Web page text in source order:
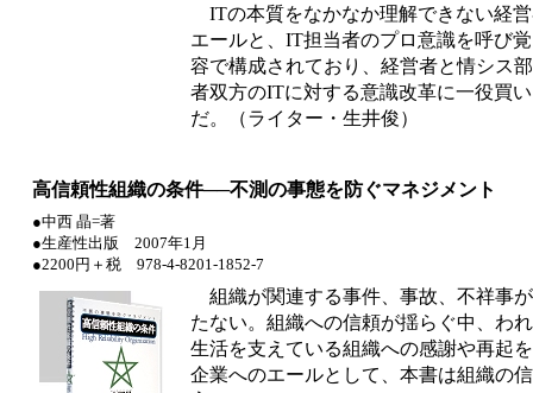
ITの本質をなかなか理解できない経
エールと、IT担当者のプロ意識を呼び
容で構成されており、経営者と情シス
者双方のITに対する意識改革に一役買
だ。（ライター・生井俊）
高信頼性組織の条件──不測の事態を防ぐマネジメント
●中西 晶=著
●生産性出版 2007年1月
●2200円＋税 978-4-8201-1852-7
組織が関連する事件、事故、不祥事
たない。組織への信頼が揺らぐ中、わ
生活を支えている組織への感謝や再起
企業へのエールとして、本書は組織の